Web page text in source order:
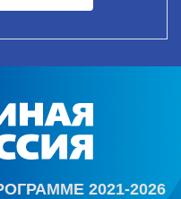
2021-2026